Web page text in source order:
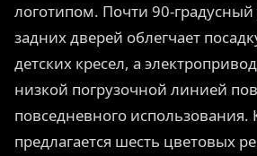
логотипом. Почти 90-
задних дверей облегчает
детских кресел, а
низкой погрузочной линией
повседневного использования.
предлагается шесть цветовых